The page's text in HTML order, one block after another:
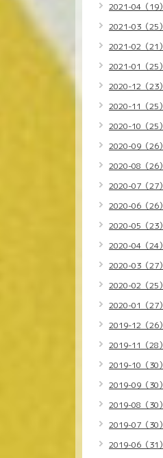
2021-04（19）
2021-03（25）
2021-02（21）
2021-01（25）
2020-12（23）
2020-11（25）
2020-10（25）
2020-09（26）
2020-08（26）
2020-07（27）
2020-06（26）
2020-05（23）
2020-04（24）
2020-03（27）
2020-02（25）
2020-01（27）
2019-12（26）
2019-11（28）
2019-10（30）
2019-09（30）
2019-08（30）
2019-07（30）
2019-06（31）